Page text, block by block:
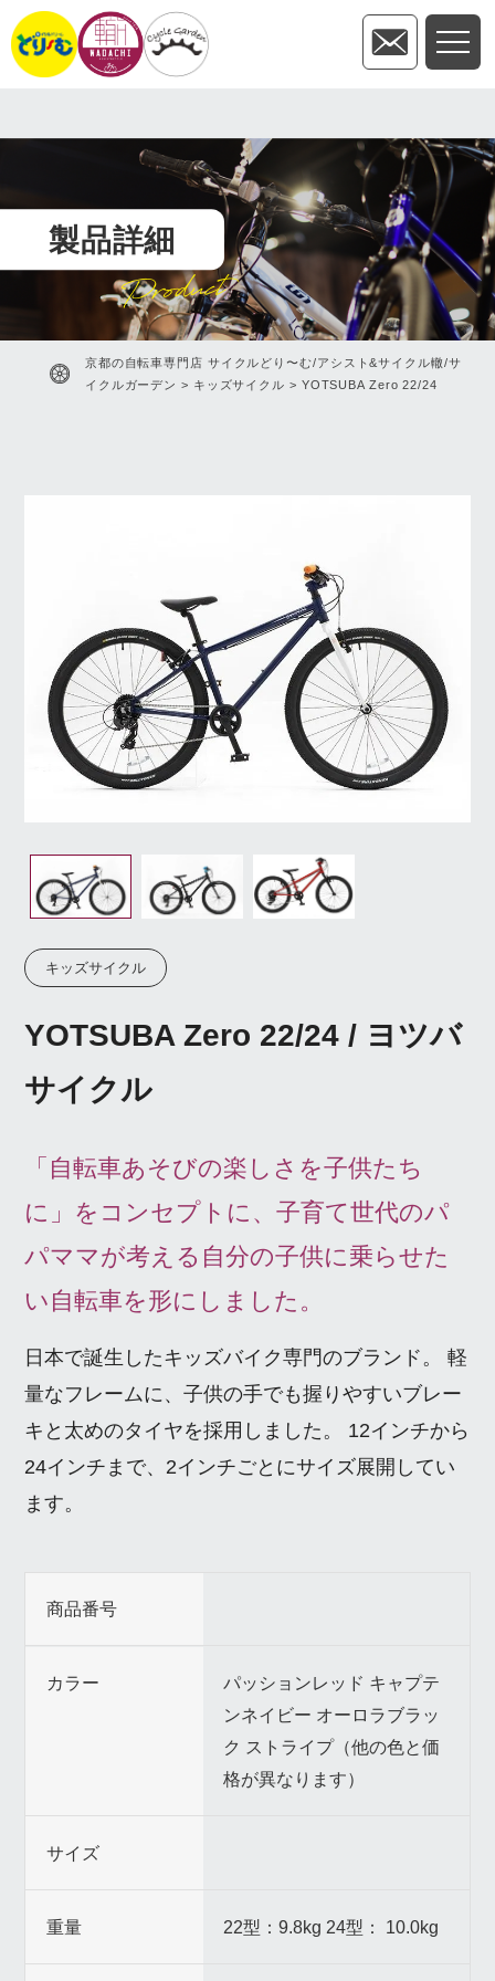
製品詳細
Product
京都の自転車専門店 サイクルどり〜む/アシスト&サイクル轍/サ
イクルガーデン > キッズサイクル > YOTSUBA Zero 22/24
キッズサイクル
YOTSUBA Zero 22/24 / ヨツバ
サイクル
「自転車あそびの楽しさを子供たち
に」をコンセプトに、子育て世代のパ
パママが考える自分の子供に乗らせた
い自転車を形にしました。
日本で誕生したキッズバイク専門のブランド。 軽
量なフレームに、子供の手でも握りやすいブレー
キと太めのタイヤを採用しました。 12インチから
24インチまで、2インチごとにサイズ展開してい
ます。
商品番号
カラー
パッションレッド キャプテ
ンネイビー オーロラブラッ
ク ストライプ（他の色と価
格が異なります）
サイズ
重量 22型：9.8kg 24型： 10.0kg